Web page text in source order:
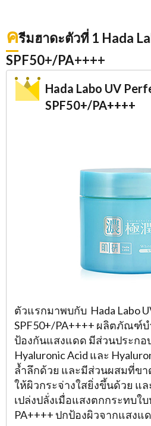
ครีมฮาดะตัวที่ 1 Hada
SPF50+/PA++++
Hada Labo UV
SPF50+/PA++++
ตัวแรกมาพบกับ Hada Labo
SPF50+/PA++++ ผลิตภัณฑ์
ป้องกันแสงแดด มีส่วนประกอ
Hyaluronic Acid และ
ล้ำลึกด้วย และมีส่วนผสมที่ขา
ให้ผิวกระจ่างใสยิ่งขึ้นด้วย แ
เปล่งปลั่งเมื่อแสงตกกระทบใ
PA++++ ปกป้องผิวจากแสงแ